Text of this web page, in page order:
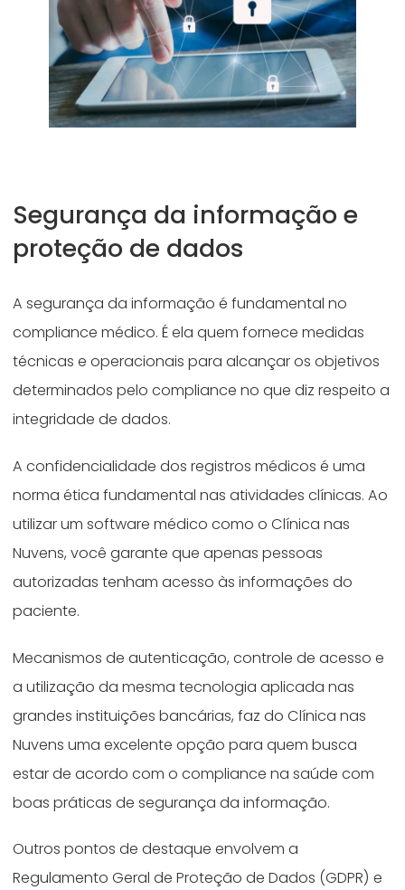
Segurança da informação e
proteção de dados
A segurança da informação é fundamental no
compliance médico. É ela quem fornece medidas
técnicas e operacionais para alcançar os objetivos
determinados pelo compliance no que diz respeito a
integridade de dados.
A confidencialidade dos registros médicos é uma
norma ética fundamental nas atividades clínicas. Ao
utilizar um software médico como o Clínica nas
Nuvens, você garante que apenas pessoas
autorizadas tenham acesso às informações do
paciente.
Mecanismos de autenticação, controle de acesso e
a utilização da mesma tecnologia aplicada nas
grandes instituições bancárias, faz do Clínica nas
Nuvens uma excelente opção para quem busca
estar de acordo com o compliance na saúde com
boas práticas de segurança da informação.
Outros pontos de destaque envolvem a
Regulamento Geral de Proteção de Dados (GDPR) e